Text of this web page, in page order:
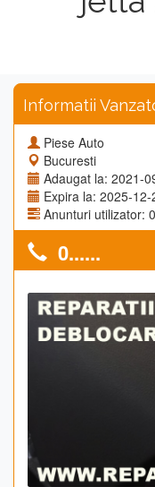
Informatii
Piese Auto
Bucuresti
Adaugat la: 2021-
Expira la: 2025-12-
Anunturi utilizator: 0
0......